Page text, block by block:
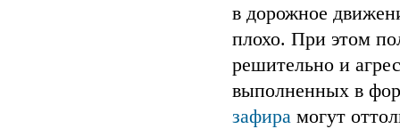
в дорожное
плохо. При этом
решительно и
выполненных в
зафира могут